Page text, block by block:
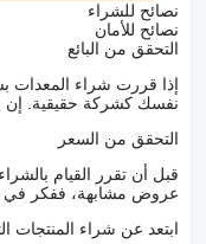
نصائح للشراء
نصائح للأمان
التحقق من البائع
إذا قررت شراء المعدات
نفسك كشركة حقيقية. إن
التحقق من السعر
قبل أن تقرر القيام
عروض مشابهة، ففكر في
ابتعد عن شراء